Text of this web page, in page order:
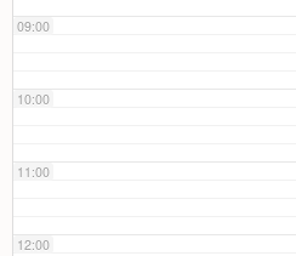
09:00
10:00
11:00
12:00